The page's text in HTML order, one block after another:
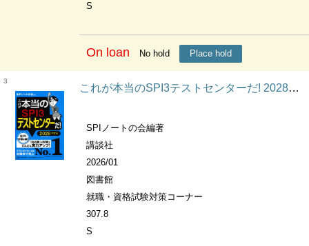
S
On loan No hold Place hold
3
これが本当のSPI3テストセンターだ! 2028年度版 本当の就職テストシリーズ
SPIノートの会編著
講談社
2026/01
図書館
就職・資格試験対策コーナー
307.8
S